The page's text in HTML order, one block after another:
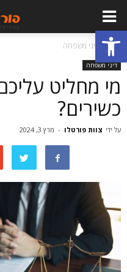
פתח סרגל נגישות
בית דיני משפחה
דיני משפחה
מי מחליט
כשירים?
על ידי צוות פורטלו - מרץ 3, 2024